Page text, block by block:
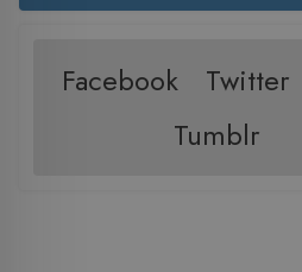
Facebook Twitter
Tumblr